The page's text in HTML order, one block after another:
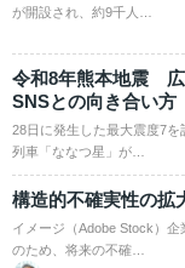
が開設され、約9千人…
令和8年熊本地震 広
SNSとの向き合い方
28日に発生した最大震度7
列車「ななつ星」が…
構造的不確実性の拡
イメージ（Adobe Stock）
のため、将来の不確…